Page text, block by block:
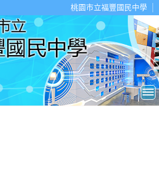
桃園市立福豐國民中學